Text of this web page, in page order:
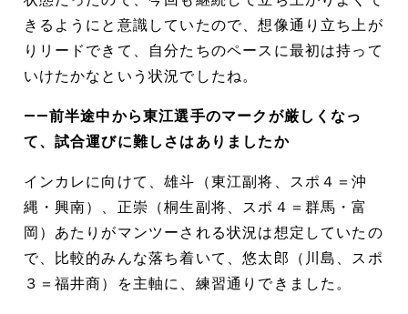
きるようにと意識していたので、想像通り立ち上が
りリードできて、自分たちのペースに最初は持って
いけたかなという状況でしたね。
――前半途中から東江選手のマークが厳しくなっ
て、試合運びに難しさはありましたか
インカレに向けて、雄斗（東江副将、スポ４＝沖
縄・興南）、正崇（桐生副将、スポ４＝群馬・富
岡）あたりがマンツーされる状況は想定していたの
で、比較的みんな落ち着いて、悠太郎（川島、スポ
３＝福井商）を主軸に、練習通りできました。